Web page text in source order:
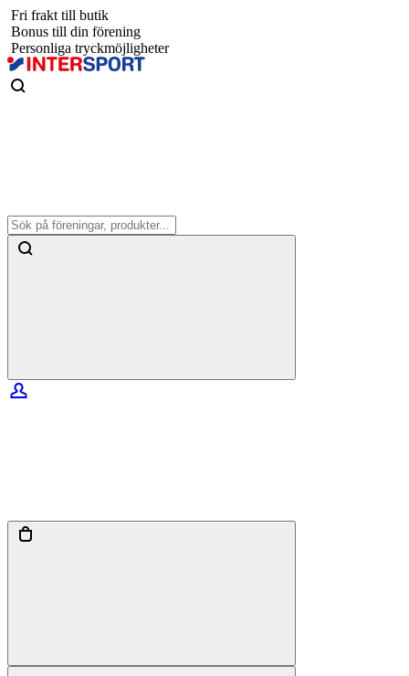
Fri frakt till butik
Bonus till din förening
Personliga tryckmöjligheter